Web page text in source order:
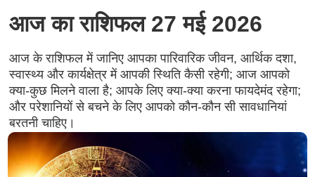
आज का राशिफल 27 मई 2026
आज के राशिफल में जानिए आपका पारिवारिक जीवन, आर्थिक दशा,
स्वास्थ्य और कार्यक्षेत्र में आपकी स्थिति कैसी रहेगी; आज आपको
क्या-कुछ मिलने वाला है; आपके लिए क्या-क्या करना फायदेमंद रहेगा;
और परेशानियों से बचने के लिए आपको कौन-कौन सी सावधानियां
बरतनी चाहिए।